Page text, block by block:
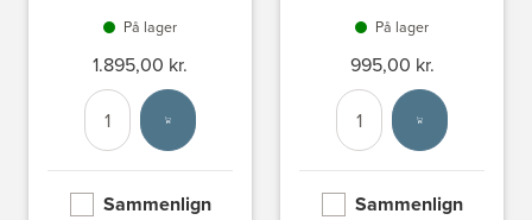
På lager
1.895,00 kr.
Antal
Vælg enhed
Sammenlign
På lager
995,00 kr.
Antal
Vælg enhed
Sammenlign